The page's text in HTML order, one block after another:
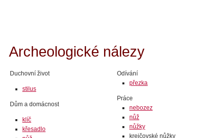
Archeologické nálezy
Duchovní život
stilus
Dům a domácnost
klíč
křesadlo
Odívání
přezka
Práce
nebozez
nůž
nůžky
krejčovské nůžky